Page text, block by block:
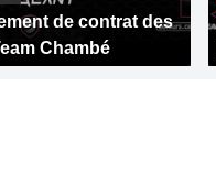
de contrat des
Chambé